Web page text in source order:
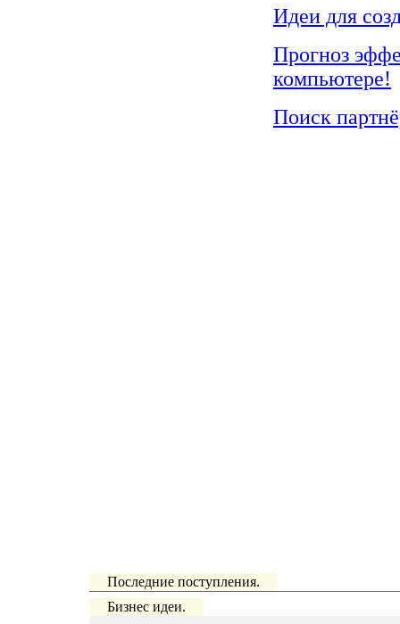
Идеи для
Прогноз
компьютере!
Поиск
Последние поступления.
Бизнес идеи.